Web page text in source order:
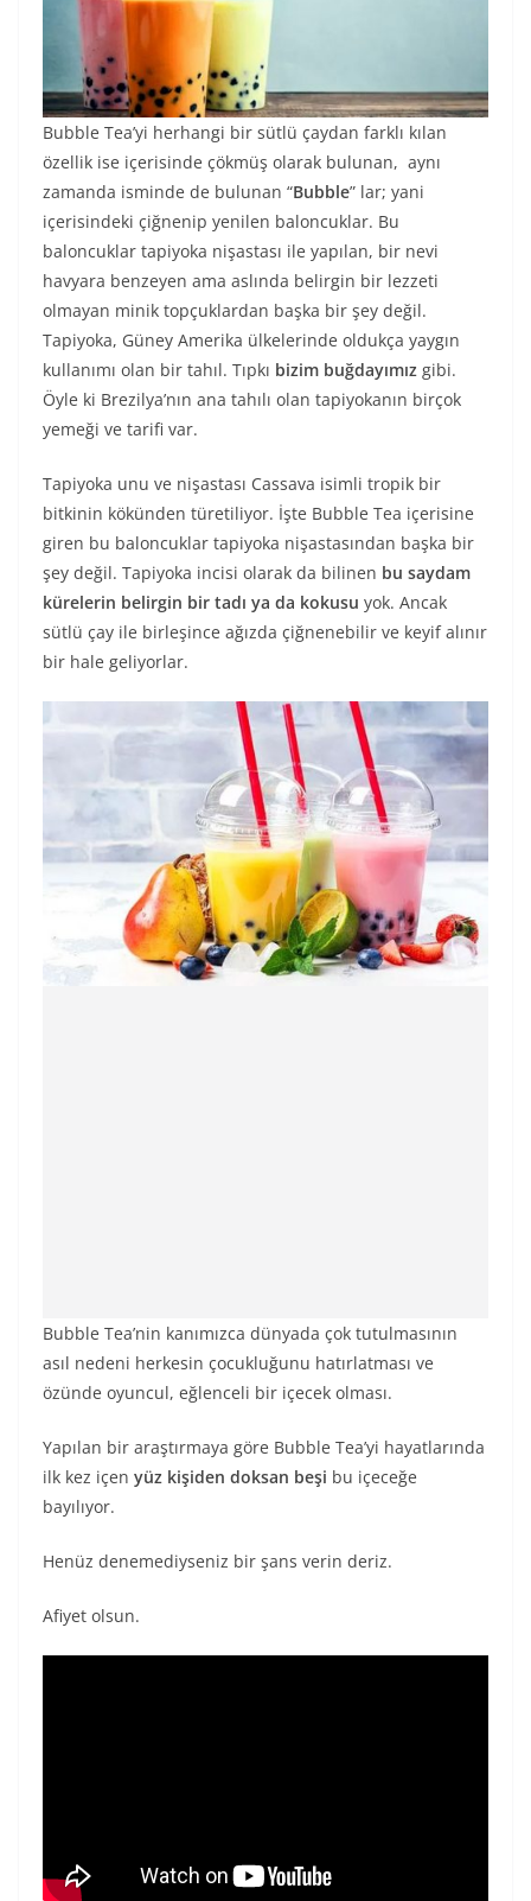
Bubble Tea’yi herhangi bir sütlü çaydan farklı kılan
özellik ise içerisinde çökmüş olarak bulunan, aynı
zamanda isminde de bulunan “Bubble” lar; yani
içerisindeki çiğnenip yenilen baloncuklar. Bu
baloncuklar tapiyoka nişastası ile yapılan, bir nevi
havyara benzeyen ama aslında belirgin bir lezzeti
olmayan minik topçuklardan başka bir şey değil.
Tapiyoka, Güney Amerika ülkelerinde oldukça yaygın
kullanımı olan bir tahıl. Tıpkı bizim buğdayımız gibi.
Öyle ki Brezilya’nın ana tahılı olan tapiyokanın birçok
yemeği ve tarifi var.
Tapiyoka unu ve nişastası Cassava isimli tropik bir
bitkinin kökünden türetiliyor. İşte Bubble Tea içerisine
giren bu baloncuklar tapiyoka nişastasından başka bir
şey değil. Tapiyoka incisi olarak da bilinen bu saydam
kürelerin belirgin bir tadı ya da kokusu yok. Ancak
sütlü çay ile birleşince ağızda çiğnenebilir ve keyif alınır
bir hale geliyorlar.
Bubble Tea’nin kanımızca dünyada çok tutulmasının
asıl nedeni herkesin çocukluğunu hatırlatması ve
özünde oyuncul, eğlenceli bir içecek olması.
Yapılan bir araştırmaya göre Bubble Tea’yi hayatlarında
ilk kez içen yüz kişiden doksan beşi bu içeceğe
bayılıyor.
Henüz denemediyseniz bir şans verin deriz.
Afiyet olsun.